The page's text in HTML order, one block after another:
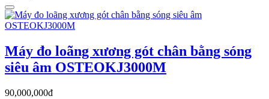
Máy đo loãng xương gót chân bằng sóng
siêu âm OSTEOKJ3000M
90,000,000đ